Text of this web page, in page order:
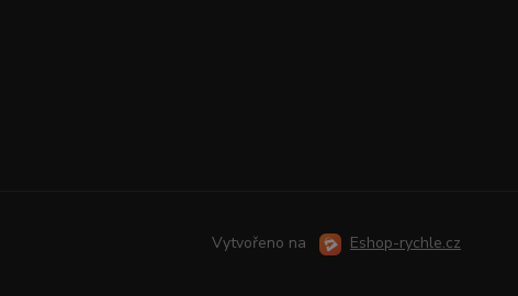
Vytvořeno na Eshop-rychle.cz